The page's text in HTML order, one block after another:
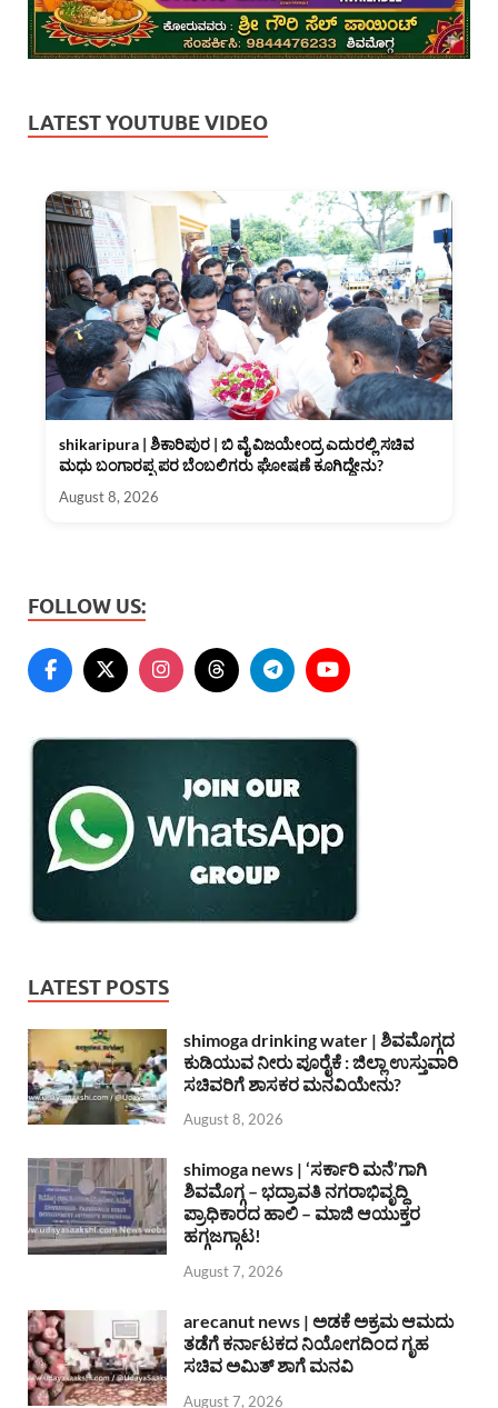
LATEST YOUTUBE VIDEO
shikaripura | ಶಿಕಾರಿಪುರ | ಬಿ ವೈ ವಿಜಯೇಂದ್ರ ಎದುರಲ್ಲಿ ಸಚಿವ
ಮಧು ಬಂಗಾರಪ್ಪ ಪರ ಬೆಂಬಲಿಗರು ಘೋಷಣೆ ಕೂಗಿದ್ದೇನು?
August 8, 2026
FOLLOW US:
LATEST POSTS
shimoga drinking water | ಶಿವಮೊಗ್ಗದ
ಕುಡಿಯುವ ನೀರು ಪೂರೈಕೆ : ಜಿಲ್ಲಾ ಉಸ್ತುವಾರಿ
ಸಚಿವರಿಗೆ ಶಾಸಕರ ಮನವಿಯೇನು?
August 8, 2026
shimoga news | ‘ಸರ್ಕಾರಿ ಮನೆ’ಗಾಗಿ
ಶಿವಮೊಗ್ಗ – ಭದ್ರಾವತಿ ನಗರಾಭಿವೃದ್ದಿ
ಪ್ರಾಧಿಕಾರದ ಹಾಲಿ – ಮಾಜಿ ಆಯುಕ್ತರ
ಹಗ್ಗಜಗ್ಗಾಟ!
August 7, 2026
arecanut news | ಅಡಕೆ ಅಕ್ರಮ ಆಮದು
ತಡೆಗೆ ಕರ್ನಾಟಕದ ನಿಯೋಗದಿಂದ ಗೃಹ
ಸಚಿವ ಅಮಿತ್ ಶಾಗೆ ಮನವಿ
August 7, 2026